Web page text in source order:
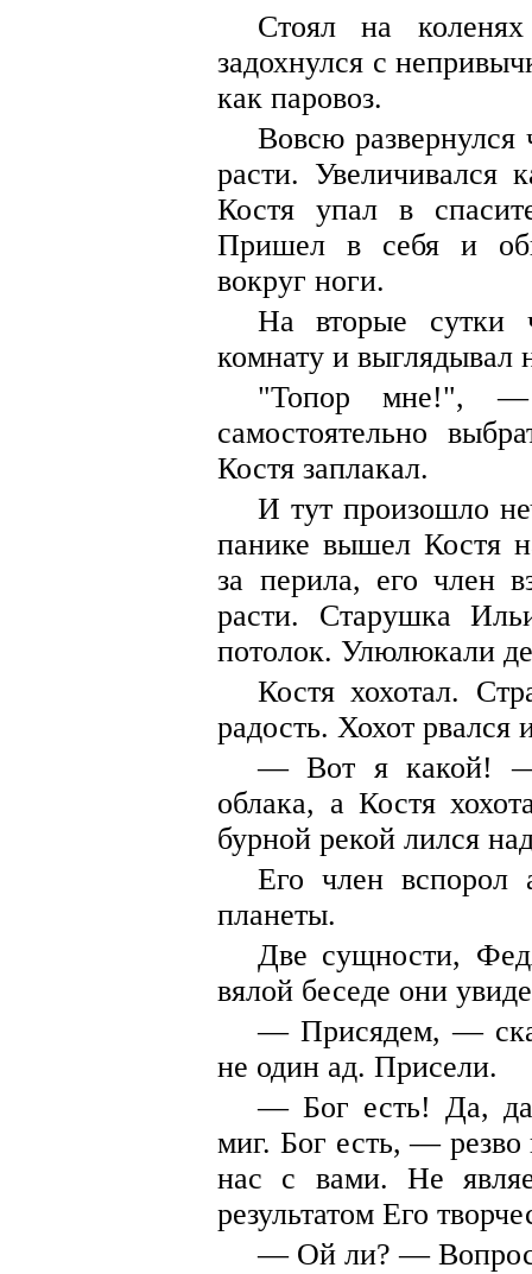
Стоял на
задохнулся с
как паровоз.
Вовсю
расти. Увеличивался
Костя упал в
Пришел в себя и
вокруг ноги.
На вторые сутки
комнату и выглядывал
"Топор мне!", —
самостоятельно
Костя заплакал.
И тут произошло
панике вышел Костя
за перила, его член
расти. Старушка
потолок. Улюлюкали
Костя хохотал.
радость. Хохот рвался
— Вот я какой! —
облака, а Костя
бурной рекой лился
Его член вспорол
планеты.
Две сущности,
вялой беседе они
— Присядем, —
не один ад. Присели.
— Бог есть! Да,
миг. Бог есть, —
нас с вами. Не
результатом Его
— Ой ли? — Вопрос